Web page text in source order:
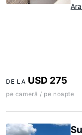
DE LA USD 275
pe cameră / pe noapte